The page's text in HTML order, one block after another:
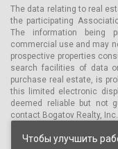
The data relating to real
the participating
The information being
commercial use and may
prospective properties
search facilities of data
purchase real estate, is
this limited electronic
deemed reliable but not
contact Bogatov Realty, Inc.
Чтобы улучшить